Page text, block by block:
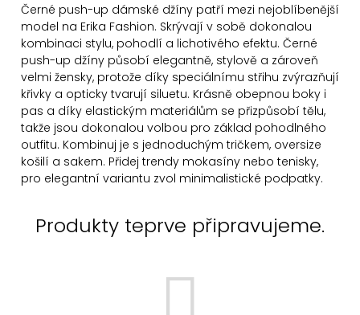
Černé push-up dámské džíny patří mezi nejoblíbenější
model na Erika Fashion. Skrývají v sobě dokonalou
kombinaci stylu, pohodlí a lichotivého efektu. Černé
push-up džíny působí elegantně, stylově a zároveň
velmi žensky, protože díky speciálnímu střihu zvýrazňují
křivky a opticky tvarují siluetu. Krásně obepnou boky i
pas a díky elastickým materiálům se přizpůsobí tělu,
takže jsou dokonalou volbou pro základ pohodlného
outfitu. Kombinuj je s jednoduchým tričkem, oversize
košilí a sakem. Přidej trendy mokasíny nebo tenisky,
pro elegantní variantu zvol minimalistické podpatky.
Produkty teprve připravujeme.